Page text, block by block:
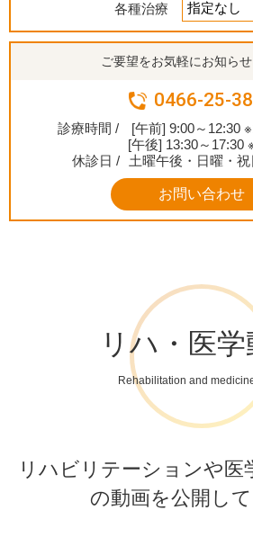
各種治療
ご要望をお気軽にお知ら
0466-25-
診療時間 /
[午前] 9:00～12:30
[午後] 13:30～17:30
休診日 /
土曜午後・日曜・
お問い合わせ
リハ・医
Rehabilitation and
リハビリテーションや医
の動画を公開し